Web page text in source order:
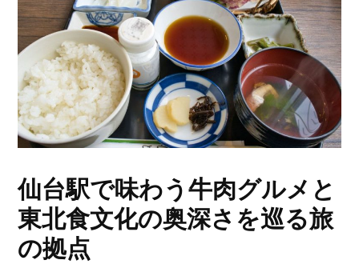
仙台駅で味わう牛肉グルメと
東北食文化の奥深さを巡る旅
の拠点